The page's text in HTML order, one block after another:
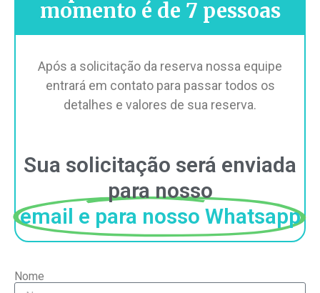
Nome
momento é de 7 pessoas
Após a solicitação da reserva nossa equipe
entrará em contato para passar todos os
detalhes e valores de sua reserva.
Sua solicitação será enviada
para nosso
email e para nosso Whatsapp